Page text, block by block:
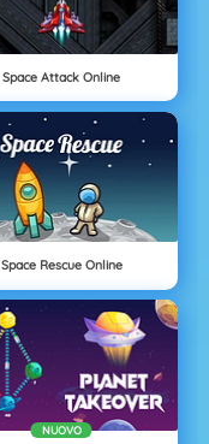
Space Attack Online
Space Rescue Online
NUOVO